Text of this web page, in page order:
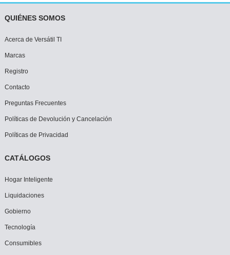
QUIÉNES SOMOS
Acerca de Versátil TI
Marcas
Registro
Contacto
Preguntas Frecuentes
Políticas de Devolución y Cancelación
Políticas de Privacidad
CATÁLOGOS
Hogar Inteligente
Liquidaciones
Gobierno
Tecnología
Consumibles